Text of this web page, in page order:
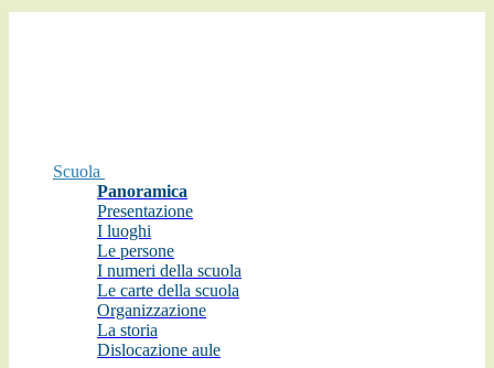
Scuola
Panoramica
Presentazione
I luoghi
Le persone
I numeri della scuola
Le carte della scuola
Organizzazione
La storia
Dislocazione aule